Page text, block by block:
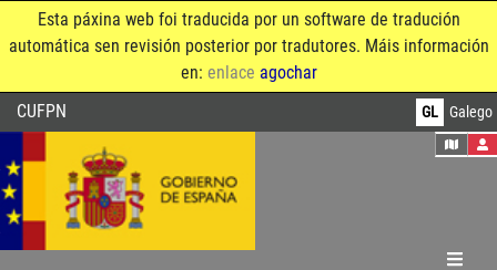
Esta páxina web foi traducida por un software de tradución
automática sen revisión posterior por tradutores. Máis información
en: enlace agochar
CUFPN GL Galego
TRANSPARENCIA
menú